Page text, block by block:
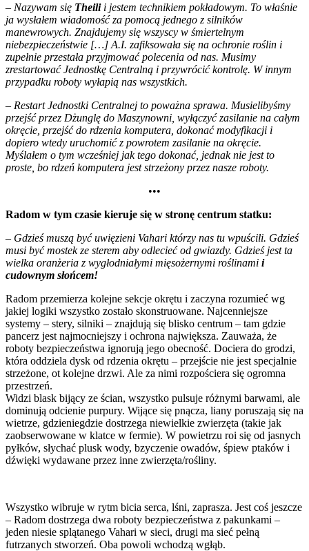
– Nazywam się Theilii jestem technikiem pokładowym. To właśnie
ja wysłałem wiadomość za pomocą jednego z silników
manewrowych. Znajdujemy się wszyscy w śmiertelnym
niebezpieczeństwie […] A.I. zafiksowała się na ochronie roślin i
zupełnie przestała przyjmować polecenia od nas. Musimy
zrestartować Jednostkę Centralną i przywrócić kontrolę. W innym
przypadku roboty wyłapią nas wszystkich.
– Restart Jednostki Centralnej to poważna sprawa. Musielibyśmy
przejść przez Dżunglę do Maszynowni, wyłączyć zasilanie na całym
okręcie, przejść do rdzenia komputera, dokonać modyfikacji i
dopiero wtedy uruchomić z powrotem zasilanie na okręcie.
Myślałem o tym wcześniej jak tego dokonać, jednak nie jest to
proste, bo rdzeń komputera jest strzeżony przez nasze roboty.
•••
Radom w tym czasie kieruje się w stronę centrum statku:
– Gdzieś muszą być uwięzieni Vahari którzy nas tu wpuścili. Gdzieś
musi być mostek ze sterem aby odlecieć od gwiazdy. Gdzieś jest ta
wielka oranżeria z wygłodniałymi mięsożernymi roślinami i
cudownym słońcem!
Radom przemierza kolejne sekcje okrętu i zaczyna rozumieć wg
jakiej logiki wszystko zostało skonstruowane. Najcenniejsze
systemy – stery, silniki – znajdują się blisko centrum – tam gdzie
pancerz jest najmocniejszy i ochrona największa. Zauważa, że
roboty bezpieczeństwa ignorują jego obecność. Dociera do grodzi,
która oddziela dysk od rdzenia okrętu – przejście nie jest specjalnie
strzeżone, ot kolejne drzwi. Ale za nimi rozpościera się ogromna
przestrzeń.
Widzi blask bijący ze ścian, wszystko pulsuje różnymi barwami, ale
dominują odcienie purpury. Wijące się pnącza, liany poruszają się na
wietrze, gdzieniegdzie dostrzega niewielkie zwierzęta (takie jak
zaobserwowane w klatce w fermie). W powietrzu roi się od jasnych
pyłków, słychać plusk wody, bzyczenie owadów, śpiew ptaków i
dźwięki wydawane przez inne zwierzęta/rośliny.
Wszystko wibruje w rytm bicia serca, lśni, zaprasza. Jest coś jeszcze
– Radom dostrzega dwa roboty bezpieczeństwa z pakunkami –
jeden niesie splątanego Vahari w sieci, drugi ma sieć pełną
futrzanych stworzeń. Oba powoli wchodzą wgłąb.